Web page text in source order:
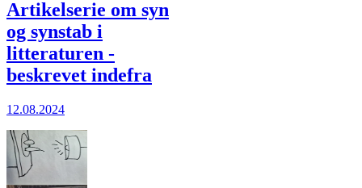
Artikelserie om syn
og synstab i
litteraturen -
beskrevet indefra
12.08.2024